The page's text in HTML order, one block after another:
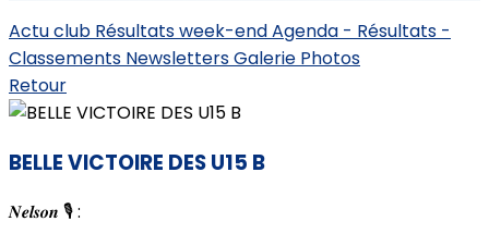
Actu club Résultats week-endAgenda - Résultats -
Classements NewslettersGalerie Photos
Retour
BELLE VICTOIRE DES U15 B
𝑵𝒆𝒍𝒔𝒐𝒏 🎙 :